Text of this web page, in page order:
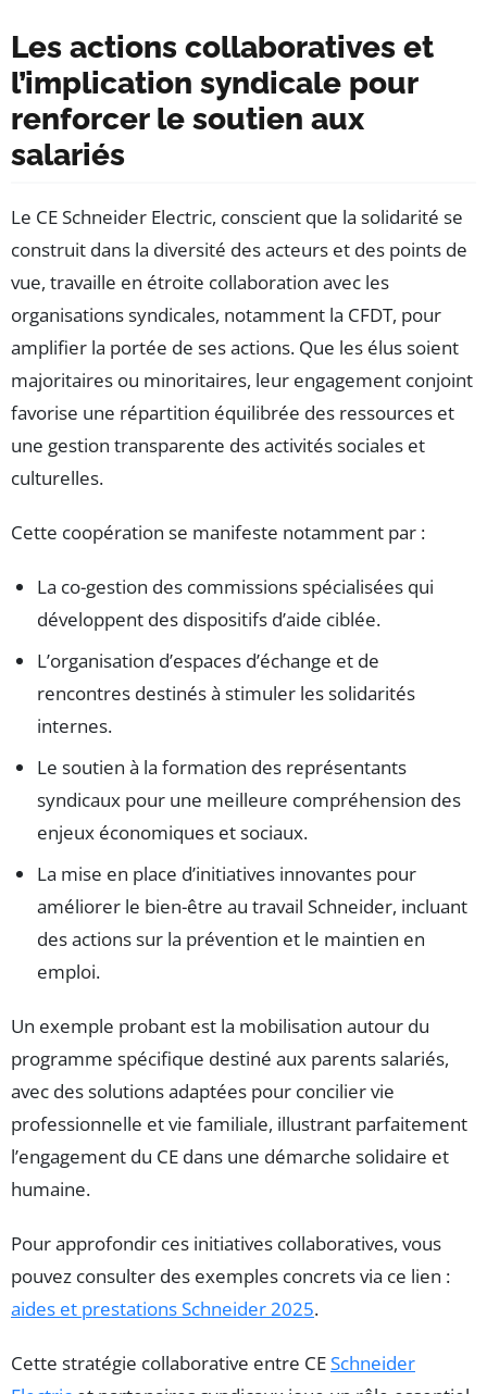
Les actions collaboratives et
l’implication syndicale pour
renforcer le soutien aux
salariés
Le CE Schneider Electric, conscient que la solidarité se
construit dans la diversité des acteurs et des points de
vue, travaille en étroite collaboration avec les
organisations syndicales, notamment la CFDT, pour
amplifier la portée de ses actions. Que les élus soient
majoritaires ou minoritaires, leur engagement conjoint
favorise une répartition équilibrée des ressources et
une gestion transparente des activités sociales et
culturelles.
Cette coopération se manifeste notamment par :
La co-gestion des commissions spécialisées qui
développent des dispositifs d’aide ciblée.
L’organisation d’espaces d’échange et de
rencontres destinés à stimuler les solidarités
internes.
Le soutien à la formation des représentants
syndicaux pour une meilleure compréhension des
enjeux économiques et sociaux.
La mise en place d’initiatives innovantes pour
améliorer le bien-être au travail Schneider, incluant
des actions sur la prévention et le maintien en
emploi.
Un exemple probant est la mobilisation autour du
programme spécifique destiné aux parents salariés,
avec des solutions adaptées pour concilier vie
professionnelle et vie familiale, illustrant parfaitement
l’engagement du CE dans une démarche solidaire et
humaine.
Pour approfondir ces initiatives collaboratives, vous
pouvez consulter des exemples concrets via ce lien :
aides et prestations Schneider 2025.
Cette stratégie collaborative entre CESchneider